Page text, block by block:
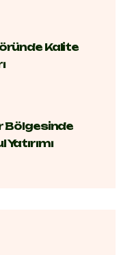
Kalite
Bölgesinde